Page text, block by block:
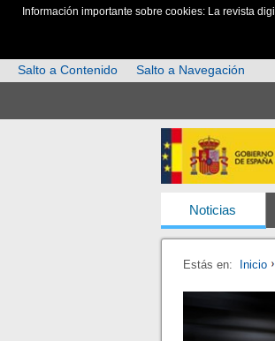
Información importante sobre cookies: La revista
Salto a Contenido
Salto a Navegación
Noticias
Estás en: Inicio